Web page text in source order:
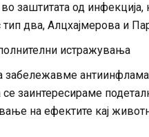
заштитата од
тип два, Алцхајмерова и
истражувања
забележавме
заинтересираме
на ефектите кај